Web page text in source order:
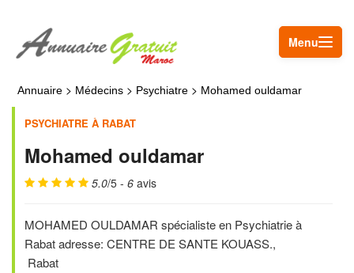
Menu
Annuaire > Médecins > Psychiatre > Mohamed ouldamar
PSYCHIATRE À RABAT
Mohamed ouldamar
5.0/5 - 6 avis
MOHAMED OULDAMAR spécialiste en Psychiatrie à
Rabat adresse: CENTRE DE SANTE KOUASS.,
Rabat